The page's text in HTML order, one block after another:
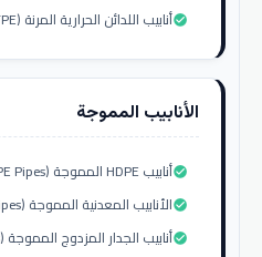
أنابيب اللدائن الحرارية المرنة (TPE)check_circle
الأنابيب المموجة
أنابيب HDPE المموجة (Corrugated HDPE Pipes)check_circle
الأنابيب المعدنية المموجة (Corrugated Metal Pipes)check_circle
أنابيب الجدار المزدوج المموجة (DWC Pipes)check_circle